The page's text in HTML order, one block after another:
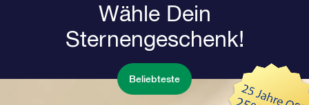
Wähle Dein
Sternengeschenk!
Beliebteste